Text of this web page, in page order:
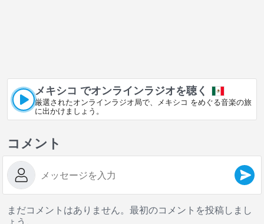
メキシコ でオンラインラジオを聴く
厳選されたオンラインラジオ局で、メキシコ をめぐる音楽の旅
に出かけましょう。
コメント
まだコメントはありません。最初のコメントを投稿しまし